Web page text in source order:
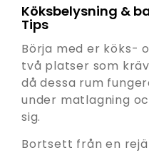
Köksbelysning &
Tips
Börja med er köks-
två platser som
då dessa rum
under matlagning
sig.
Bortsett från en